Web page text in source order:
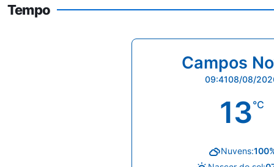
Tempo
Campos
09:4108/08/
13°C
Nuvens: